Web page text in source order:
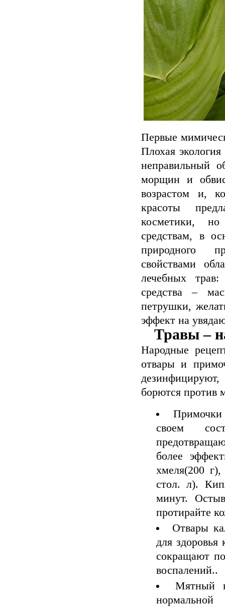
Первые
Плохая
неправильный
морщин и
возрастом и,
красоты
косметики, но
средствам, в
природного
свойствами
лечебных
средства –
петрушки,
эффект на
Травы –
Народные
отвары и
борются против
своем
более
хмеля(200
стол. л).
минут.
протирайте
Отвары
для
сокращают
воспалений..
Мятный